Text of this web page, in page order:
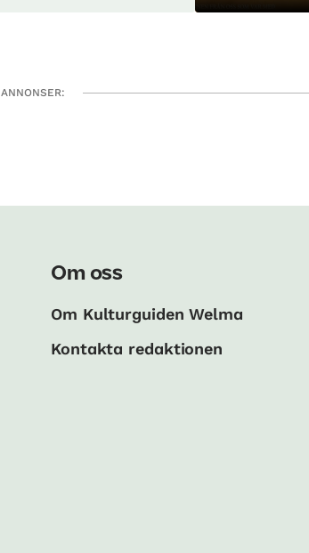
ANNONSER:
Om oss
Om Kulturguiden Welma
Kontakta redaktionen